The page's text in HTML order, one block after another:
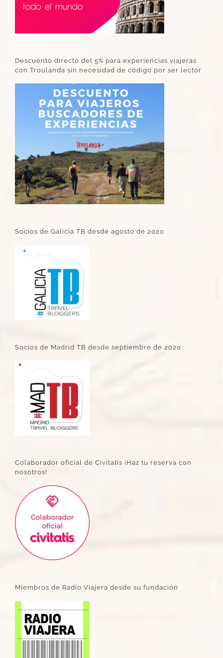
Descuento directo del 5% para experiencias viajeras
con Troulanda sin necesidad de código por ser lector
Socios de Galicia TB desde agosto de 2020
Socios de Madrid TB desde septiembre de 2020
Colaborador oficial de Civitatis ¡Haz tu reserva con
nosotros!
Miembros de Radio Viajera desde su fundación